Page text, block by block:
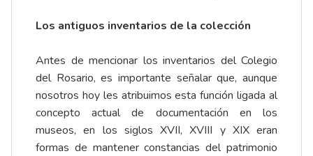
Los antiguos inventarios de la colección
Antes de mencionar los inventarios del Colegio
del Rosario, es importante señalar que, aunque
nosotros hoy les atribuimos esta función ligada al
concepto actual de documentación en los
museos, en los siglos XVII, XVIII y XIX eran
formas de mantener constancias del patrimonio